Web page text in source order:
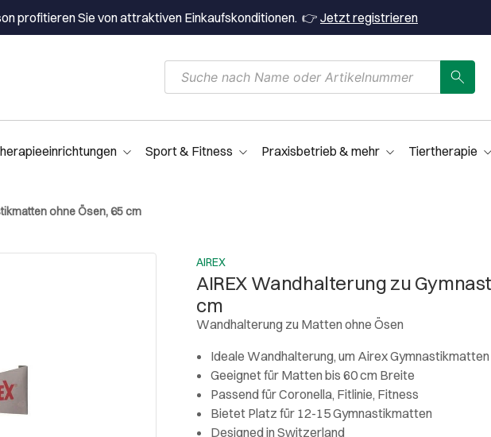
profitieren Sie von attraktiven Einkaufskonditionen. 👉 Jetzt registrieren
Sport & Fitness Praxisbetrieb & mehr Tiertherapie
ohne Ösen, 65 cm
AIREX
AIREX Wandhalterung zu
cm
Wandhalterung zu Matten ohne Ösen
Ideale Wandhalterung, um Airex
Geeignet für Matten bis 60 cm Breite
Passend für Coronella, Fitlinie, Fitness
Bietet Platz für 12-15 Gymnastikmatten
Designed in Switzerland